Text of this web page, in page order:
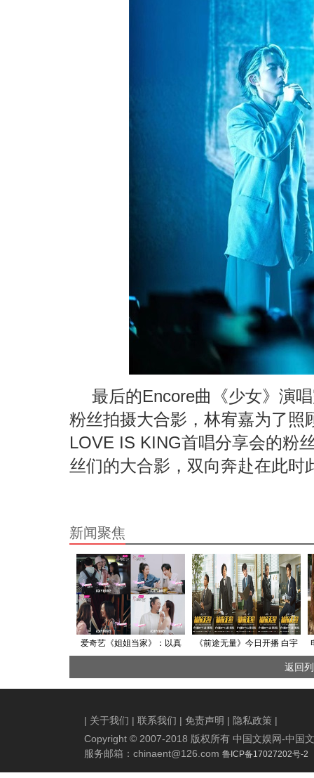
最后的Encore曲《少女》演
粉丝拍摄大合影，林宥嘉为了照
LOVE IS KING首唱分享会的粉
丝们的大合影，双向奔赴在此时
新闻聚焦
爱奇艺《姐姐当家》：以真
家勇气”解码女性成长的共通
《前途无量》今日开播 白宇
领衔“整顿”职场诠释翻盘人生
返回
| 关于我们 | 联系我们 | 免责声明 | 隐私政策 |
Copyright © 2007-2018 版权所有 中国文娱网-中国
服务邮箱： chinaent@126.com 鲁ICP备17027202号-2